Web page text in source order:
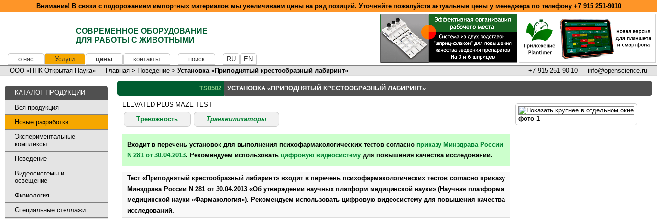
Внимание! В связи с подорожанием импортных материалов мы увеличиваем цены на ряд позиций. Уточняйте пожалуйста актуальные цены у менеджера по телефону +7 915 251-9010
СОВРЕМЕННОЕ ОБОРУДОВАНИЕ
ДЛЯ РАБОТЫ С ЖИВОТНЫМИ
о нас Услуги цены контакты поиск RU
EN
info@openscience.ru
+7 915 251-90-10
ООО «НПК Открытая Наука» Главная > Поведение > Установка «Приподнятый крестообразный лабиринт»
КАТАЛОГ ПРОДУКЦИИ
Вся продукция
Новые разработки
Экспериментальные
комплексы
Поведение
Видеосистемы и
освещение
Физиология
Специальные стеллажи
TS0502 УСТАНОВКА «ПРИПОДНЯТЫЙ КРЕСТООБРАЗНЫЙ ЛАБИРИНТ»
ELEVATED PLUS-MAZE TEST
Тревожность
Транквилизаторы
Входит в перечень установок для выполнения психофармакологических тестов согласно приказу Минздрава России
N 281 от 30.04.2013. Рекомендуем использовать цифровую видеосистему для повышения качества исследований.
Тест «Приподнятый крестообразный лабиринт» входит в перечень психофармакологических тестов согласно приказу
Минздрава России N 281 от 30.04.2013 «Об утверждении научных платформ медицинской науки» (Научная платформа
медицинской науки «Фармакология»). Рекомендуем использовать цифровую видеосистему для повышения качества
исследований.
фото 1